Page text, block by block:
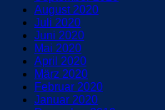
August 2020
Juli 2020
Juni 2020
Mai 2020
April 2020
März 2020
Februar 2020
Januar 2020